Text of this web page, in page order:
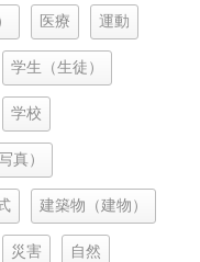
医療 運動
学生（生徒）
学校
真）
建築物（建物）
災害 自然